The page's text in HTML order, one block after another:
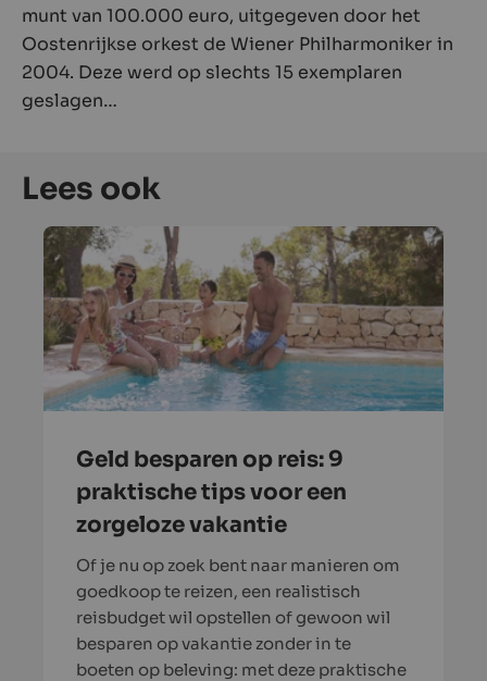
munt van 100.000 euro, uitgegeven door het
Oostenrijkse orkest de Wiener Philharmoniker in
2004. Deze werd op slechts 15 exemplaren
geslagen…
Lees ook
Geld besparen op reis: 9
praktische tips voor een
zorgeloze vakantie
Of je nu op zoek bent naar manieren om
goedkoop te reizen, een realistisch
reisbudget wil opstellen of gewoon wil
besparen op vakantie zonder in te
boeten op beleving: met deze praktische